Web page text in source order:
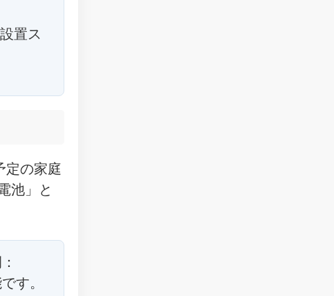
置ス
定の家庭
池」と
す。